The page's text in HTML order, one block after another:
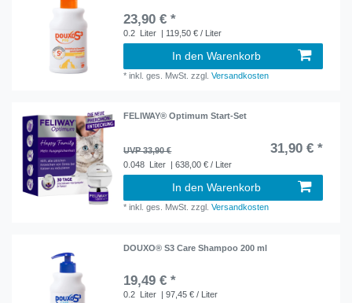
23,90 € *
0.2 Liter | 119,50 € / Liter
In den Warenkorb
*inkl. ges. MwSt. zzgl.Versandkosten
FELIWAY® Optimum Start-Set
UVP 33,90 € 31,90 € *
0.048 Liter | 638,00 € / Liter
In den Warenkorb
*inkl. ges. MwSt. zzgl.Versandkosten
DOUXO® S3 Care Shampoo 200 ml
19,49 € *
0.2 Liter | 97,45 € / Liter